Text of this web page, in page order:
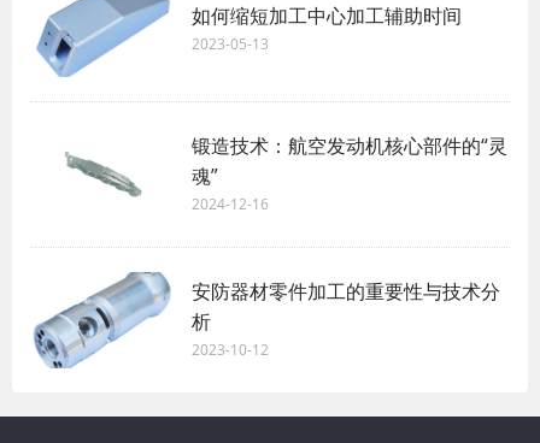
如何缩短加工中心加工辅助时间
2023-05-13
锻造技术：航空发动机核心部件的“灵
魂”
2024-12-16
安防器材零件加工的重要性与技术分
析
2023-10-12